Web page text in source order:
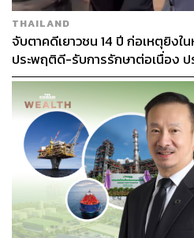
THAILAND
จับตาคดีเยาวชน 14 ปี ก่อเหตุยิงใ
ประพฤติดี-รับการรักษาต่อเนื่อง ป